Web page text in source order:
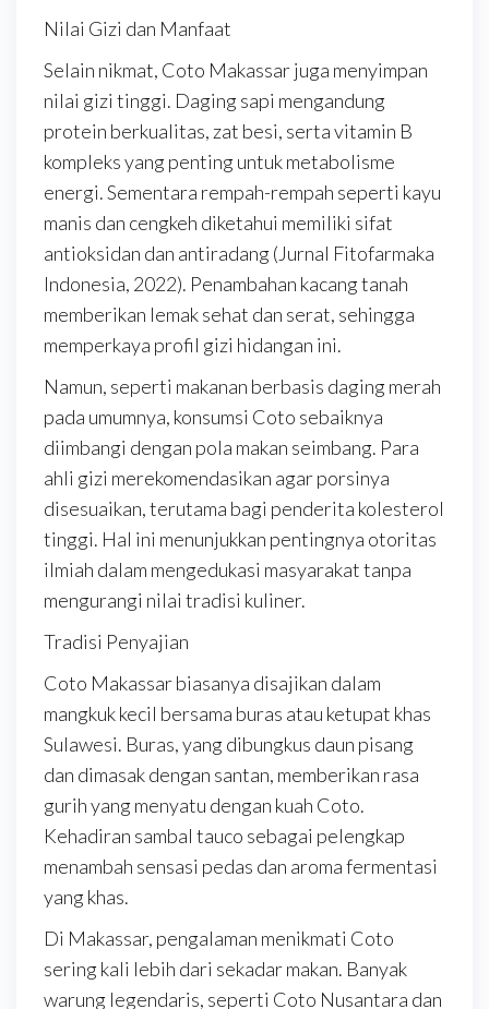
Nilai Gizi dan Manfaat
Selain nikmat, Coto Makassar juga menyimpan
nilai gizi tinggi. Daging sapi mengandung
protein berkualitas, zat besi, serta vitamin B
kompleks yang penting untuk metabolisme
energi. Sementara rempah-rempah seperti kayu
manis dan cengkeh diketahui memiliki sifat
antioksidan dan antiradang (Jurnal Fitofarmaka
Indonesia, 2022). Penambahan kacang tanah
memberikan lemak sehat dan serat, sehingga
memperkaya profil gizi hidangan ini.
Namun, seperti makanan berbasis daging merah
pada umumnya, konsumsi Coto sebaiknya
diimbangi dengan pola makan seimbang. Para
ahli gizi merekomendasikan agar porsinya
disesuaikan, terutama bagi penderita kolesterol
tinggi. Hal ini menunjukkan pentingnya otoritas
ilmiah dalam mengedukasi masyarakat tanpa
mengurangi nilai tradisi kuliner.
Tradisi Penyajian
Coto Makassar biasanya disajikan dalam
mangkuk kecil bersama buras atau ketupat khas
Sulawesi. Buras, yang dibungkus daun pisang
dan dimasak dengan santan, memberikan rasa
gurih yang menyatu dengan kuah Coto.
Kehadiran sambal tauco sebagai pelengkap
menambah sensasi pedas dan aroma fermentasi
yang khas.
Di Makassar, pengalaman menikmati Coto
sering kali lebih dari sekadar makan. Banyak
warung legendaris, seperti Coto Nusantara dan